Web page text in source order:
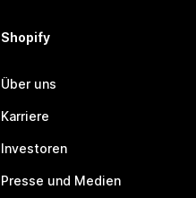
Shopify
Über uns
Karriere
Investoren
Presse und Medien